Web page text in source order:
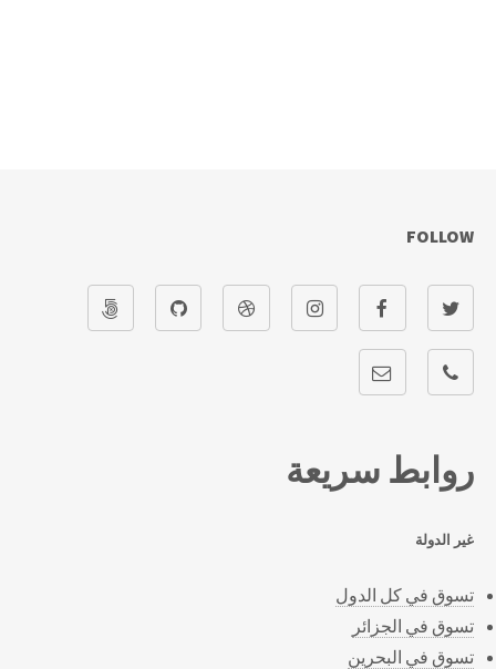
روابط سريعة
غير الدولة
تسوق في كل الدول
تسوق في الجزائر
تسوق في البحرين
FOLLOW